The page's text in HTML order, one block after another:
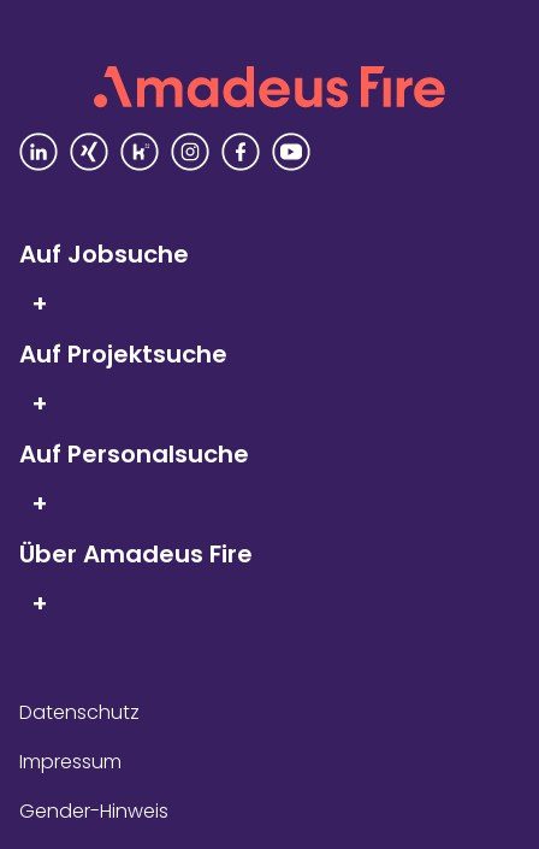
4,4
Rezensionen lesen
Kununu Top Company – dank
über 9.000Bewertungen!
Auf Jobsuche
+
Auf Projektsuche
+
Auf Personalsuche
+
Über Amadeus Fire
+
Datenschutz
Impressum
Gender-Hinweis